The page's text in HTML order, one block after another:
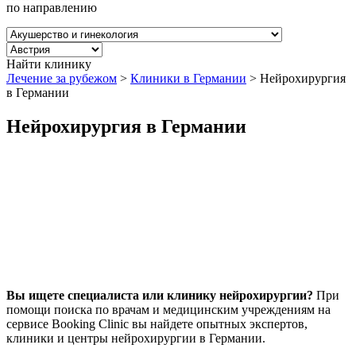
по направлению
Найти клинику
Лечение за рубежом > Клиники в Германии > Нейрохирургия
в Германии
Нейрохирургия в Германии
Вы ищете специалиста или клинику нейрохирургии? При
помощи поиска по врачам и медицинским учреждениям на
сервисе Booking Clinic вы найдете опытных экспертов,
клиники и центры нейрохирургии в Германии.